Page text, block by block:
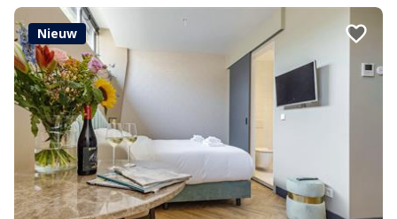
Nieuw